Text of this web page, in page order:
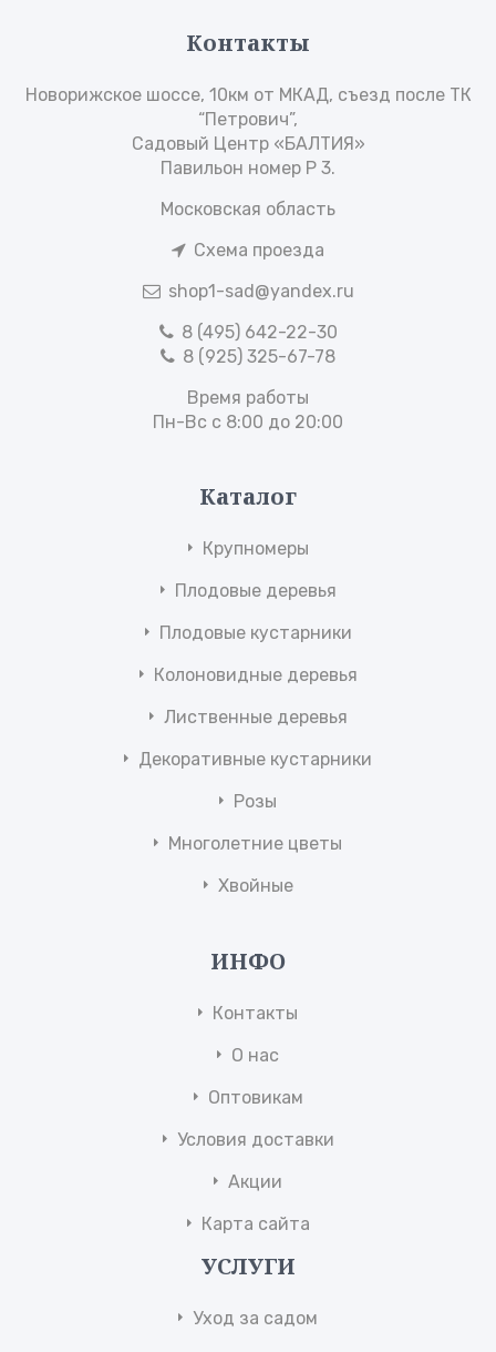
Контакты
Новорижское шоссе, 10км от МКАД, съезд после ТК
“Петрович”,
Садовый Центр «БАЛТИЯ»
Павильон номер Р 3.
Московская область
Схема проезда
shop1-sad@yandex.ru
8 (495) 642-22-30
8 (925) 325-67-78
Время работы
Пн-Вс с 8:00 до 20:00
Каталог
Крупномеры
Плодовые деревья
Плодовые кустарники
Колоновидные деревья
Лиственные деревья
Декоративные кустарники
Розы
Многолетние цветы
Хвойные
ИНФО
Контакты
О нас
Оптовикам
Условия доставки
Акции
Карта сайта
УСЛУГИ
Уход за садом